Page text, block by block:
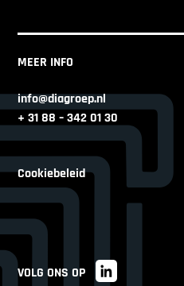
MEER INFO
info@diagroep.nl
+ 31 88 – 342 01 30
Cookiebeleid
VOLG ONS OP